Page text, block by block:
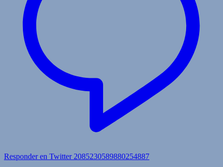
Responder en Twitter 2085230589880254887